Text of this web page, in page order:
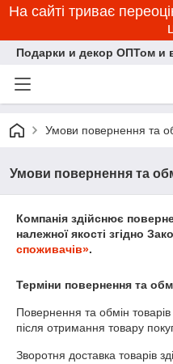
На сайті триває
Подарки и декор ОПТом и
Умови повернення та
Умови повернення та
Компанія здійснює
належної якості згідно
споживачів».
Терміни повернення та
Повернення та обмін
після отримання товару
Зворотня доставка товарів